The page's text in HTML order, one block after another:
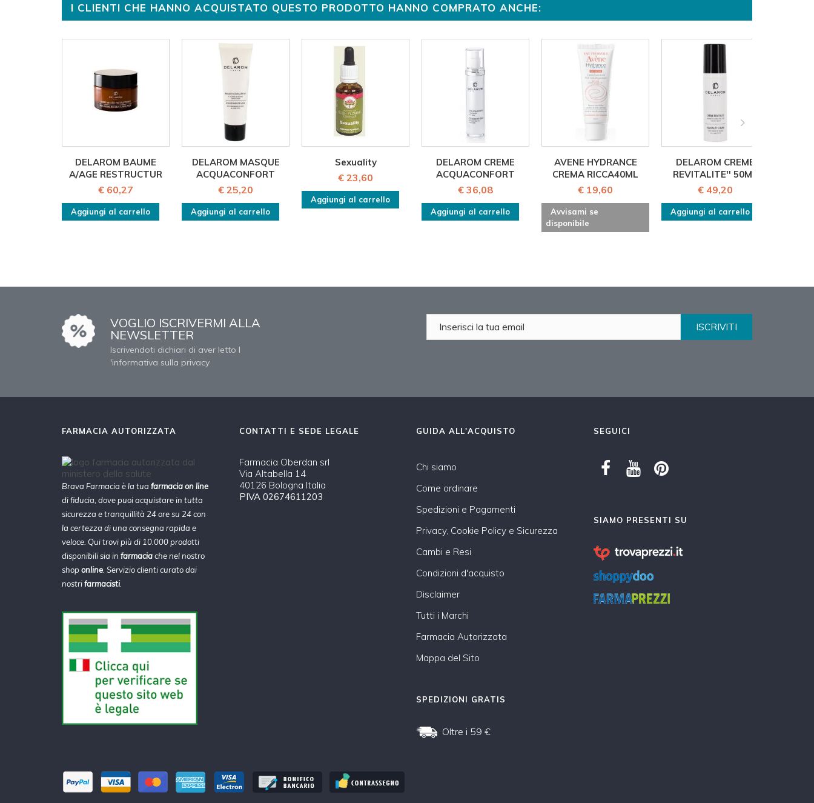
I CLIENTI CHE HANNO ACQUISTATO QUESTO PRODOTTO HANNO COMPRATO ANCHE:
DELAROM BAUME
A/AGE RESTRUCTUR
€ 60,27
Aggiungi al carrello
DELAROM MASQUE
ACQUACONFORT
€ 25,20
Aggiungi al carrello
Sexuality
€ 23,60
Aggiungi al carrello
DELAROM CREME
ACQUACONFORT
€ 36,08
Aggiungi al carrello
AVENE HYDRANCE
CREMA RICCA40ML
€ 19,60
Avvisami se
disponibile
DELAROM CREME
REVITALITE'' 50ML
€ 49,20
Aggiungi al carrello
VOGLIO ISCRIVERMI ALLA
NEWSLETTER
Iscrivendoti dichiari di aver letto l
'informativa sulla privacy
ISCRIVITI
FARMACIA AUTORIZZATA
Brava Farmacia è la tua farmacia on line
di fiducia, dove puoi acquistare in tutta
sicurezza e tranquillità 24 ore su 24 con
la certezza di una consegna rapida e
veloce. Qui trovi più di 10.000 prodotti
disponibili sia in farmaciache nel nostro
shoponline . Servizio clienti curato dai
nostrifarmacisti
CONTATTI E SEDE LEGALE
Farmacia Oberdan srl
Via Altabella 14
40126 Bologna Italia
PIVA 02674611203
GUIDA ALL'ACQUISTO
Chi siamo
Come ordinare
Spedizioni e Pagamenti
Privacy, Cookie Policy e Sicurezza
Cambi e Resi
Condizioni d'acquisto
Disclaimer
Tutti i Marchi
Farmacia Autorizzata
Mappa del Sito
SPEDIZIONI GRATIS
Oltre i 59 €
SEGUICI
SIAMO PRESENTI SU